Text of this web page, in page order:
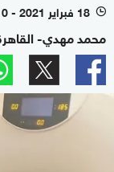
l 18 فبراير 2021 - 02:10 بتوقيت أبوظبي
محمد مهدي-